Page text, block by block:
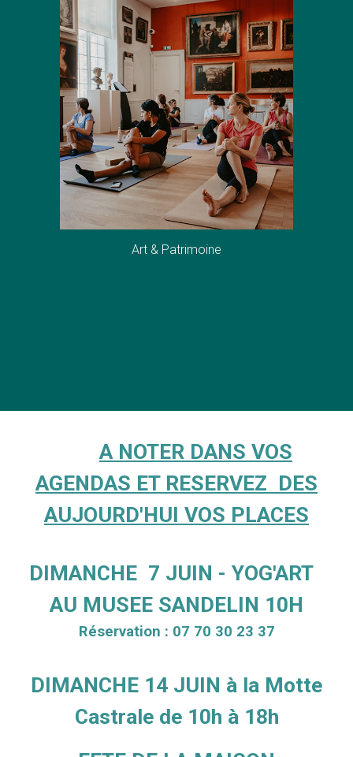
Art & Patrimoine
A NOTER DANS VOS
AGENDAS ET RESERVEZ DES
AUJOURD'HUI VOS PLACES
DIMANCHE 7 JUIN - YOG'ART
AU MUSEE SANDELIN 10H
Réservation : 07 70 30 23 37
DIMANCHE 14 JUIN à la Motte
Castrale de 10h à 18h